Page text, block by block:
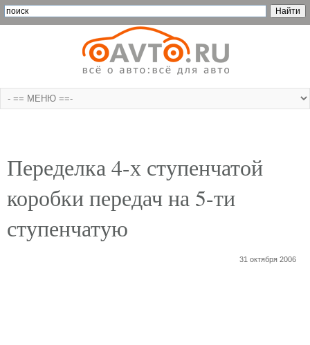
Переделка 4-х ступенчатой
коробки передач на 5-ти
ступенчатую
31 октября 2006